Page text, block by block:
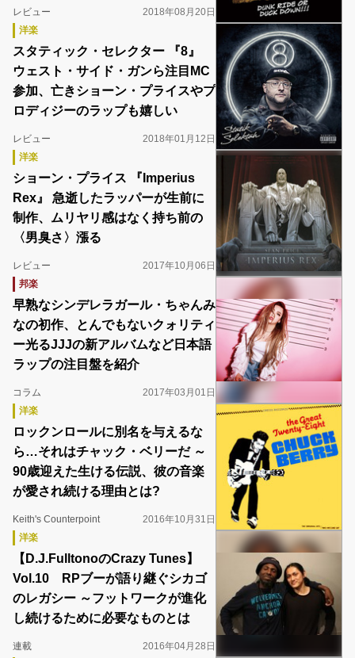
レビュー
2018年08月20日
洋楽
スタティック・セレクター 『8』
ウェスト・サイド・ガンら注目MC
参加、亡きショーン・プライスやプ
ロディジーのラップも嬉しい
レビュー
2018年01月12日
洋楽
ショーン・プライス 『Imperius
Rex』 急逝したラッパーが生前に
制作、ムリヤリ感はなく持ち前の
〈男臭さ〉漲る
レビュー
2017年10月06日
邦楽
早熟なシンデレラガール・ちゃんみ
なの初作、とんでもないクォリティ
ー光るJJJの新アルバムなど日本語
ラップの注目盤を紹介
コラム
2017年03月01日
洋楽
ロックンロールに別名を与えるな
ら…それはチャック・ベリーだ ～
90歳迎えた生ける伝説、彼の音楽
が愛され続ける理由とは?
Keith's Counterpoint
2016年10月31日
洋楽
【D.J.FulltonoのCrazy Tunes】
Vol.10 RPブーが語り継ぐシカゴ
のレガシー ～フットワークが進化
し続けるために必要なものとは
連載
2016年04月28日